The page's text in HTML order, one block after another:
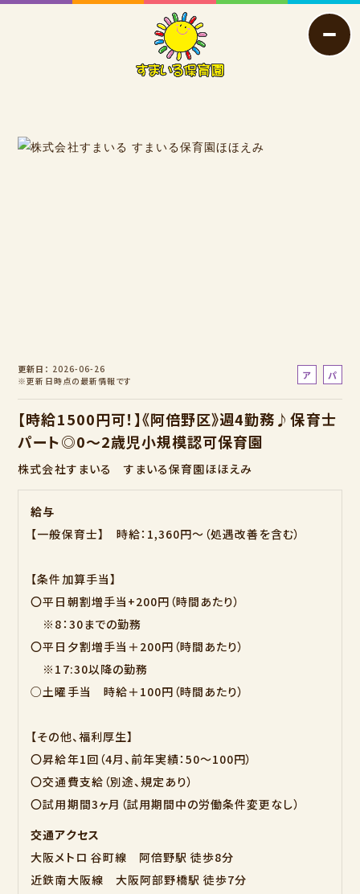
更新日
2026-06-26
※更新日時点の最新情報です
ア
イ
パ
ト
【時給1500円可！】《阿倍野区》週4勤務♪保育士
パート◎0～2歳児小規模認可保育園
株式会社すまいる すまいる保育園ほほえみ
給与
【一般保育士】 時給：1,360円～（処遇改善を含む）
【条件加算手当】
〇平日朝割増手当+200円（時間あたり）
※8：30までの勤務
〇平日夕割増手当＋200円（時間あたり）
※17:30以降の勤務
○土曜手当 時給＋100円（時間あたり）
【その他、福利厚生】
〇昇給年1回（4月、前年実績：50～100円）
〇交通費支給（別途、規定あり）
〇試用期間3ヶ月（試用期間中の労働条件変更なし）
交通アクセス
大阪メトロ 谷町線 阿倍野駅 徒歩8分
近鉄南大阪線 大阪阿部野橋駅 徒歩7分